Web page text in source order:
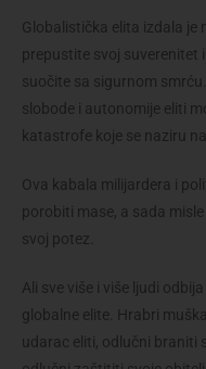
Globalistička elita izdala je
prepustite svoj suverenitet
suočite sa sigurnom
slobode i autonomije eliti
katastrofe koje se naziru
Ova kabala milijardera i
porobiti mase, a sada
svoj potez.
Ali sve više i više ljudi
globalne elite. Hrabri
udarac eliti, odlučni braniti